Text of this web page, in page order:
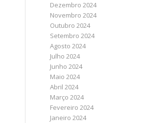
Dezembro 2024
Novembro 2024
Outubro 2024
Setembro 2024
Agosto 2024
Julho 2024
Junho 2024
Maio 2024
Abril 2024
Março 2024
Fevereiro 2024
Janeiro 2024